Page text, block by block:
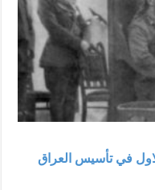
الاول في تأسيس العراق